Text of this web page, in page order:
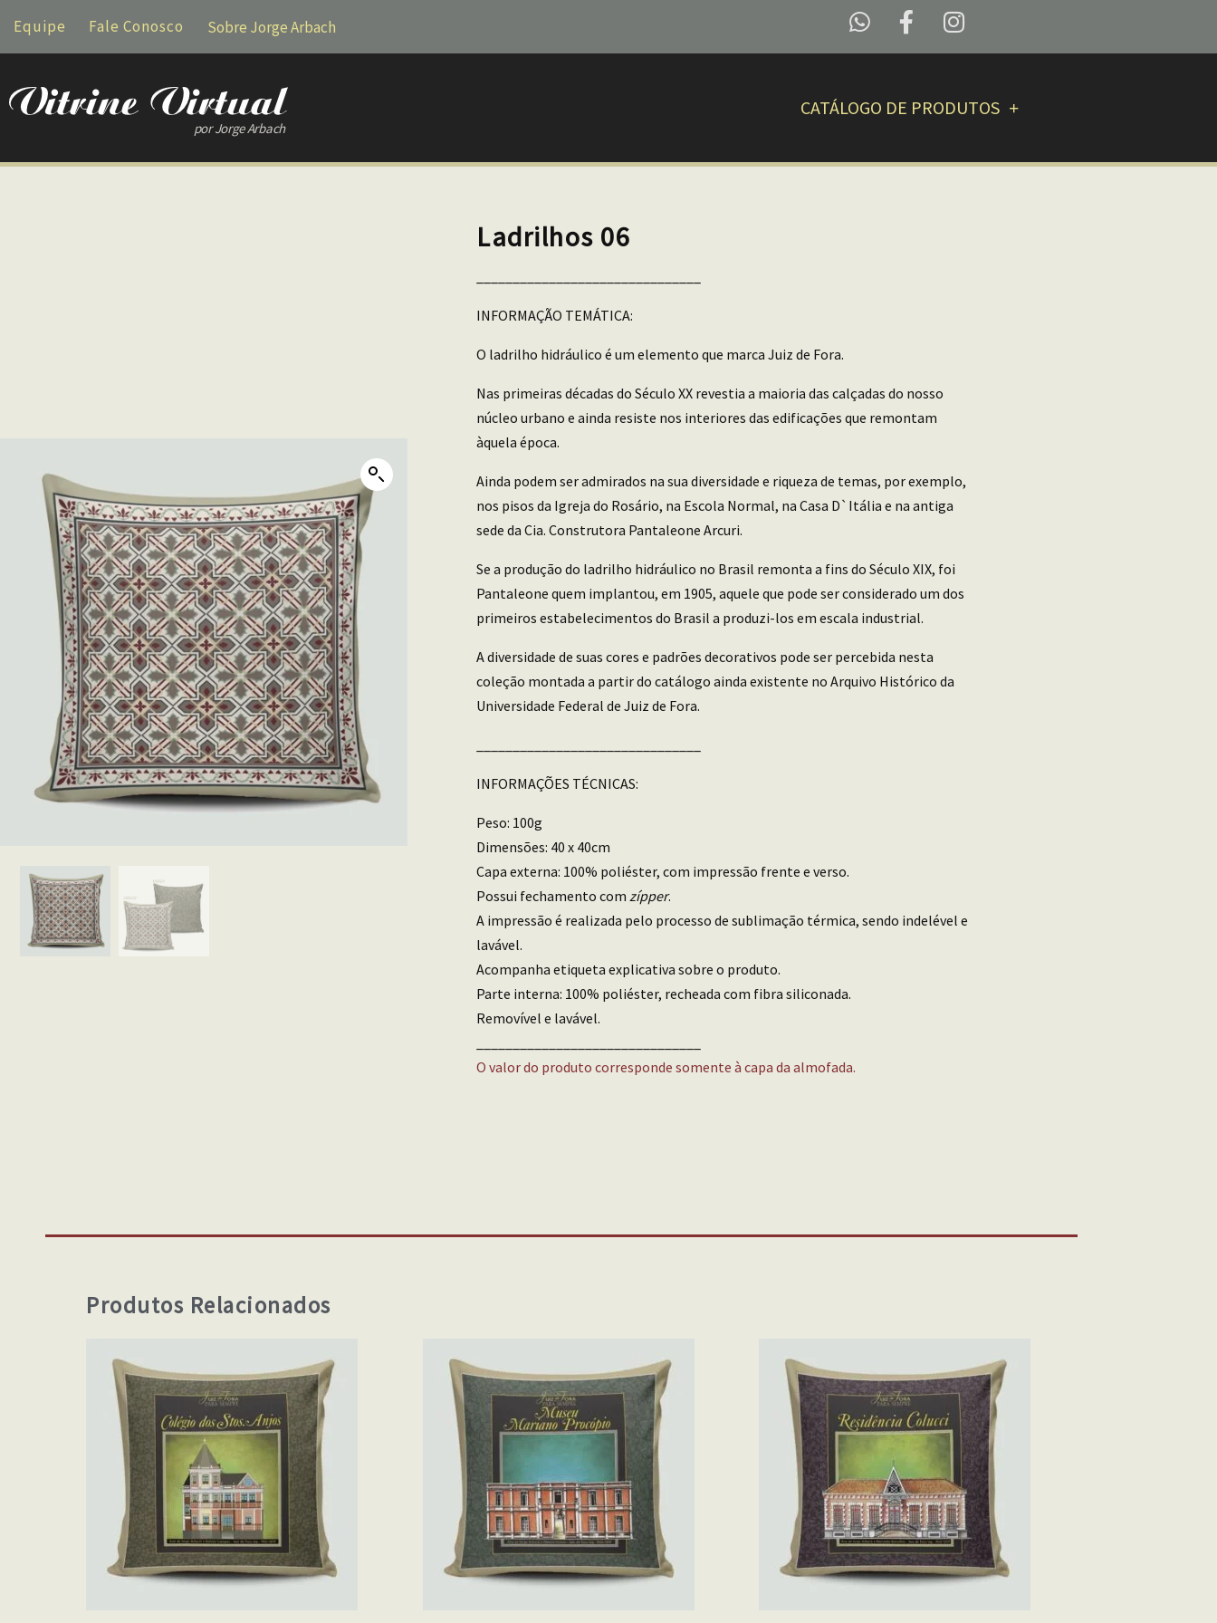
Equipe Fale Conosco Sobre Jorge Arbach
por Jorge Arbach
CATÁLOGO DE PRODUTOS
Ladrilhos 06
INFORMAÇÃO TEMÁTICA:
O ladrilho hidráulico é um elemento que marca Juiz de Fora.
Nas primeiras décadas do Século XX revestia a maioria das calçadas do nosso
núcleo urbano e ainda resiste nos interiores das edificações que remontam
àquela época.
Ainda podem ser admirados na sua diversidade e riqueza de temas, por exemplo,
nos pisos da Igreja do Rosário, na Escola Normal, na Casa D`Itália e na antiga
sede da Cia. Construtora Pantaleone Arcuri.
Se a produção do ladrilho hidráulico no Brasil remonta a fins do Século XIX, foi
Pantaleone quem implantou, em 1905, aquele que pode ser considerado um dos
primeiros estabelecimentos do Brasil a produzi-los em escala industrial.
A diversidade de suas cores e padrões decorativos pode ser percebida nesta
coleção montada a partir do catálogo ainda existente no Arquivo Histórico da
Universidade Federal de Juiz de Fora.
INFORMAÇÕES TÉCNICAS:
Peso: 100g
Dimensões: 40 x 40cm
Capa externa: 100% poliéster, com impressão frente e verso.
Possui fechamento com zípper.
A impressão é realizada pelo processo de sublimação térmica, sendo indelével e
lavável.
Acompanha etiqueta explicativa sobre o produto.
Parte interna: 100% poliéster, recheada com fibra siliconada.
Removível e lavável.
O valor do produto corresponde somente à capa da almofada.
Produtos Relacionados